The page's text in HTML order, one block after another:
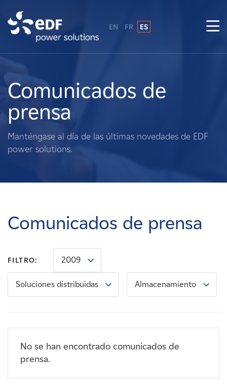
Sobre nosotros
Qué hacemos
Terratenientes
Carreras
Noticias
Contacte con
EN FR ES
Comunicados de
prensa
Manténgase al día de las últimas novedades de EDF
power solutions.
Comunicados de prensa
FILTRO: 2009
Soluciones distribuidas Almacenamiento
No se han encontrado comunicados de
prensa.